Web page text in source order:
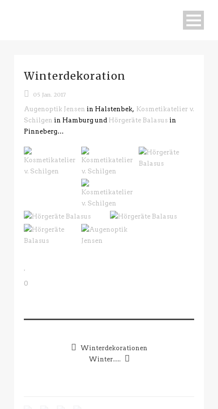
Winterdekoration
05 Jan. 2017
Augenoptik Jensen in Halstenbek, Kosmetikatelier v.
Schilgen in Hamburg und Hörgeräte Balasus in
Pinneberg…
0
Winterdekorationen
Winter….